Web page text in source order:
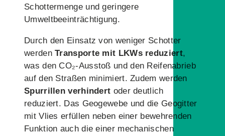
Schottermenge und geringere
Umweltbeeinträchtigung.
Durch den Einsatz von weniger Schotter
werdenTransporte mit LKWs reduziert,
was den CO₂-Ausstoß und den Reifenabrieb
auf den Straßen minimiert. Zudem werden
Spurrillen verhindert oder deutlich
reduziert. Das Geogewebe und die Geogitter
mit Vlies erfüllen neben einer bewehrenden
Funktion auch die einer mechanischen